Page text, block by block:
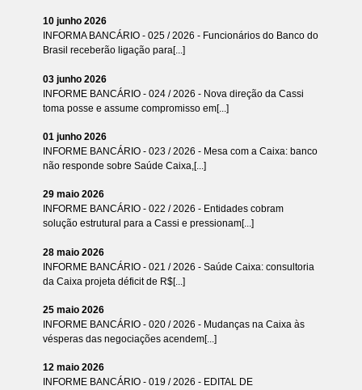
10 junho 2026
INFORMA BANCÁRIO - 025 / 2026 - Funcionários do Banco do
Brasil receberão ligação para[...]
03 junho 2026
INFORME BANCÁRIO - 024 / 2026 - Nova direção da Cassi
toma posse e assume compromisso em[...]
01 junho 2026
INFORME BANCÁRIO - 023 / 2026 - Mesa com a Caixa: banco
não responde sobre Saúde Caixa,[...]
29 maio 2026
INFORME BANCÁRIO - 022 / 2026 - Entidades cobram
solução estrutural para a Cassi e pressionam[...]
28 maio 2026
INFORME BANCÁRIO - 021 / 2026 - Saúde Caixa: consultoria
da Caixa projeta déficit de R$[...]
25 maio 2026
INFORME BANCÁRIO - 020 / 2026 - Mudanças na Caixa às
vésperas das negociações acendem[...]
12 maio 2026
INFORME BANCÁRIO - 019 / 2026 - EDITAL DE